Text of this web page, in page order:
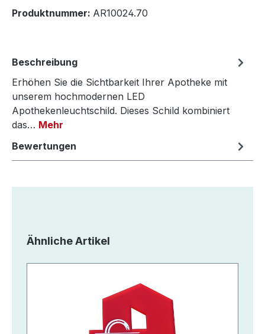
Produktnummer: AR10024.70
Beschreibung
Erhöhen Sie die Sichtbarkeit Ihrer Apotheke mit
unserem hochmodernen LED
Apothekenleuchtschild. Dieses Schild kombiniert
das… Mehr
Bewertungen
Produktgalerie überspringen
Ähnliche Artikel